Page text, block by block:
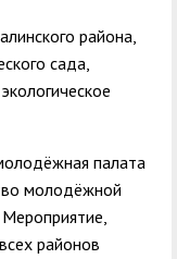
района,
сада,
палата
молодёжной
Мероприятие,
районов